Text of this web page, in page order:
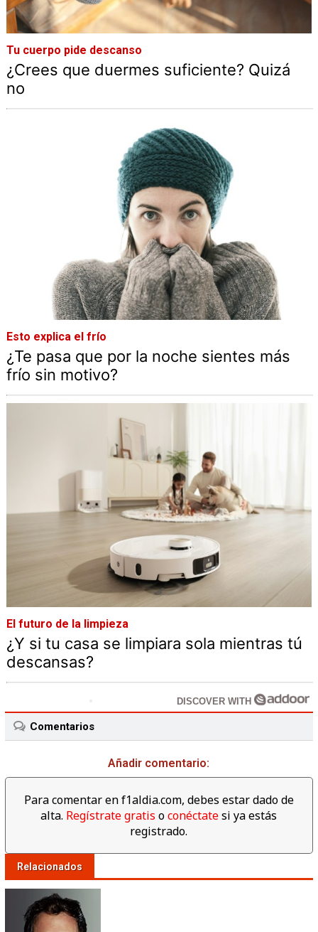
Tu cuerpo pide descanso
¿Crees que duermes suficiente? Quizá
no
Esto explica el frío
¿Te pasa que por la noche sientes más
frío sin motivo?
El futuro de la limpieza
¿Y si tu casa se limpiara sola mientras tú
descansas?
DISCOVER WITH
Comentarios
Añadir comentario:
Para comentar en f1aldia.com, debes estar dado de
alta. Regístrate gratis oconéctatesi ya estás
registrado.
Relacionados